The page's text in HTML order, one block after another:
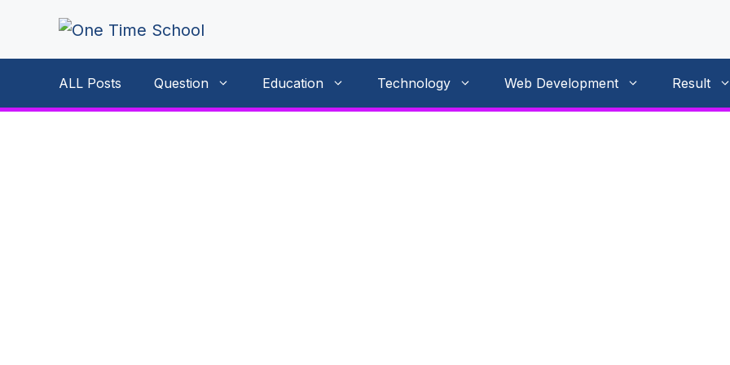
content
ALL Posts Question Education Technology Web Development Result